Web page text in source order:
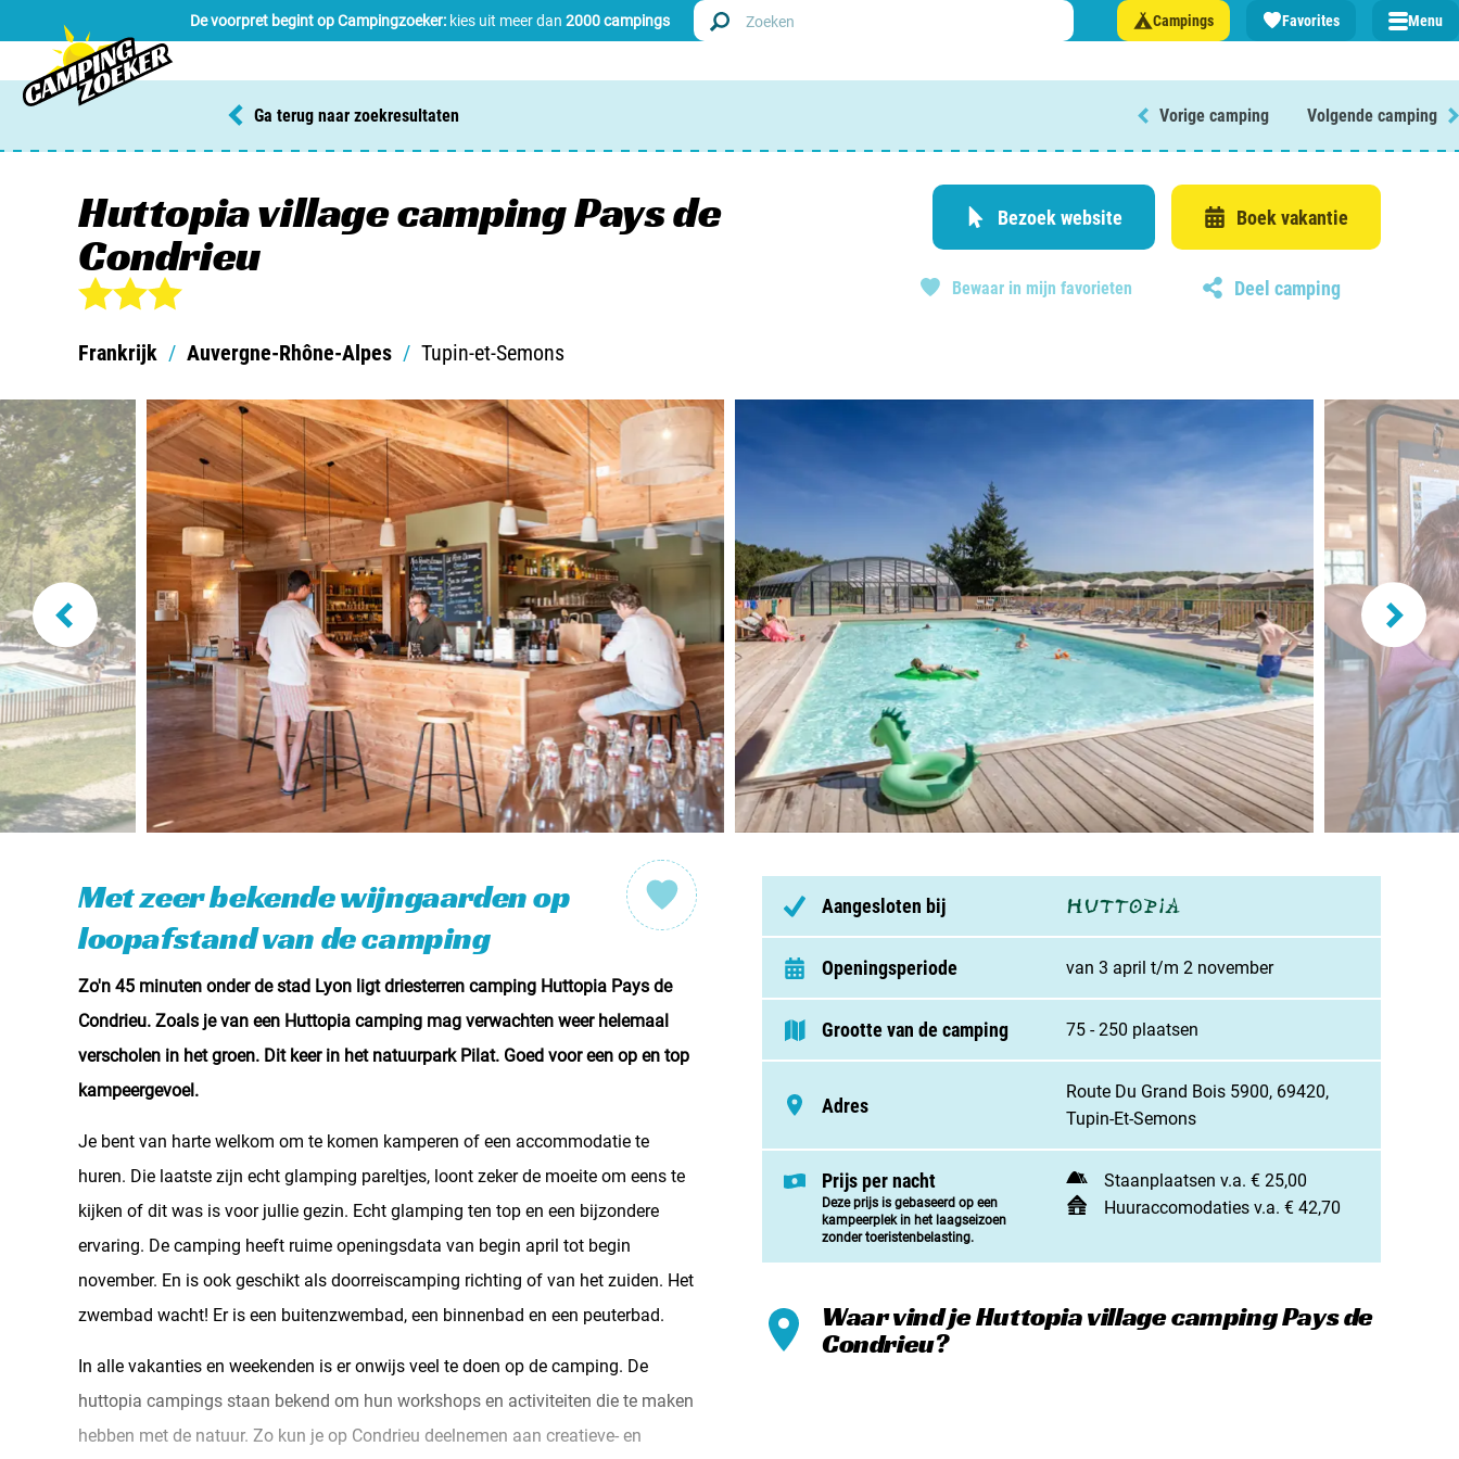
De voorpret begint op Campingzoeker: kies uit meer dan 2000 campings Campings Favorites Menu
Nederland
Begië
Luxemburg
informatie over …
Nederland
België
Luxemburg
Frankrijk
Zwitserland
Nieuws / blog
Over Campingzoeker
Veel gestelde vragen
Meld mijn camping aan
Samenwerken / adverteren
Contact opnemen
Ga terug naar zoekresultaten Vorige camping Volgende camping
Huttopia village camping Pays de
Condrieu
Frankrijk / Auvergne-Rhône-Alpes / Tupin-et-Semons
Bezoek website Boek vakantie
Bewaar in mijn favorieten Deel camping
Met zeer bekende wijngaarden op
loopafstand van de camping
Zo'n 45 minuten onder de stad Lyon ligt driesterren camping Huttopia Pays de
Condrieu. Zoals je van een Huttopia camping mag verwachten weer helemaal
verscholen in het groen. Dit keer in het natuurpark Pilat. Goed voor een op en top
kampeergevoel.
Je bent van harte welkom om te komen kamperen of een accommodatie te
huren. Die laatste zijn echt glamping pareltjes, loont zeker de moeite om eens te
kijken of dit was is voor jullie gezin. Echt glamping ten top en een bijzondere
ervaring. De camping heeft ruime openingsdata van begin april tot begin
november. En is ook geschikt als doorreiscamping richting of van het zuiden. Het
zwembad wacht! Er is een buitenzwembad, een binnenbad en een peuterbad.
In alle vakanties en weekenden is er onwijs veel te doen op de camping. De
huttopia campings staan bekend om hun workshops en activiteiten die te maken
hebben met de natuur. Zo kun je op Condrieu deelnemen aan creatieve- en
Aangesloten bij
Openingsperiode van 3 april t/m 2 november
Grootte van de camping 75 - 250 plaatsen
Adres
Route Du Grand Bois 5900, 69420,
Tupin-Et-Semons
Prijs per nacht
Deze prijs is gebaseerd op een
kampeerplek in het laagseizoen
zonder toeristenbelasting.
Staanplaatsen v.a. € 25,00
Huuraccomodaties v.a. € 42,70
Waar vind je Huttopia village camping Pays de
Condrieu?